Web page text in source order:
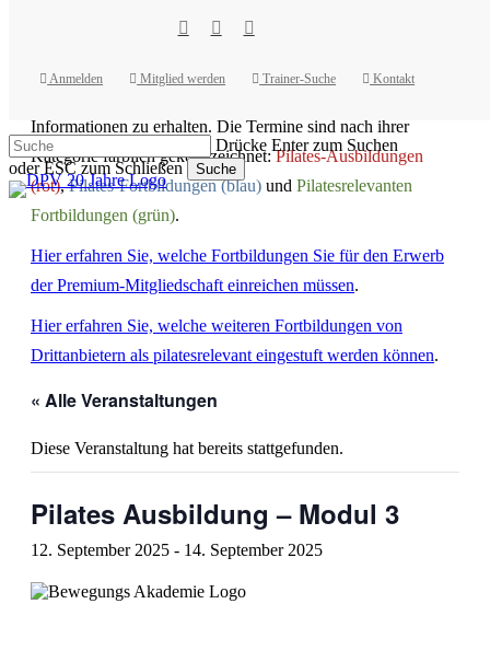
contentAnmelden Mitglied werden Trainer-Suche Kontakt
Drücke Enter zum Suchen
oder ESC zum Schließen
Suche
Close
Search
Informationen zu erhalten. Die Termine sind nach ihrer
Kategorie farblich gekennzeichnet:Pilates-Ausbildungen
(rot),Pilates-Fortbildungen (blau) und Pilatesrelevanten
Fortbildungen (grün).
Hier erfahren Sie, welche Fortbildungen Sie für den Erwerb
der Premium-Mitgliedschaft einreichen müssen.
Hier erfahren Sie, welche weiteren Fortbildungen von
Drittanbietern als pilatesrelevant eingestuft werden können.
« Alle Veranstaltungen
Diese Veranstaltung hat bereits stattgefunden.
Pilates Ausbildung – Modul 3
12. September 2025 - 14. September 2025